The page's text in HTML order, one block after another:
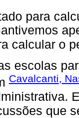
para
calcular o
escolas
Cavalcanti,
que